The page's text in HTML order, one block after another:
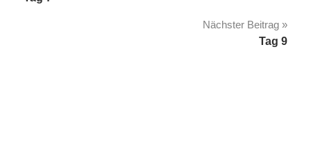
Nächster Beitrag
Tag 9